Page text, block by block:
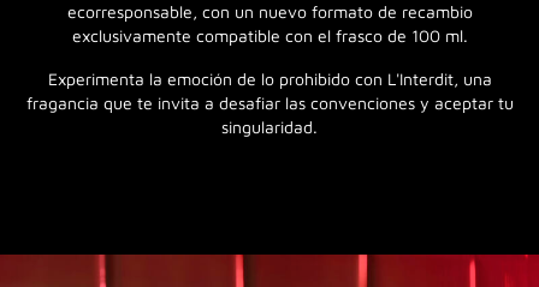
ecorresponsable, con un nuevo formato de recambio
exclusivamente compatible con el frasco de 100 ml.
Experimenta la emoción de lo prohibido con L'Interdit, una
fragancia que te invita a desafiar las convenciones y aceptar tu
singularidad.